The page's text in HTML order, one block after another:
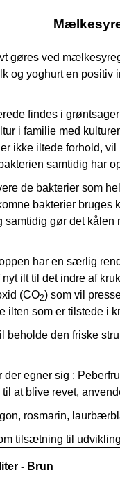
gøres ved
yoghurt en positiv
findes i
i familie med
ikke iltede forhold,
samtidig har
de bakterier som
bakterier
gør det
har en særlig
ilt til det indre af
(CO2) som vil
som er tilstede i
beholde den friske
egner sig :
at blive revet,
rosmarin,
tilsætning til
Saltningen
- Brun